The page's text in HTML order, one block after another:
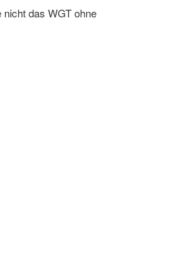
das WGT ohne